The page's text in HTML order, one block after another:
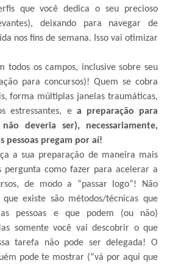
que você dedica o seu precioso
deixando para navegar de
nos fins de semana. Isso vai otimizar
todos os campos, inclusive sobre seu
para concursos)! Quem se cobra
forma múltiplas janelas traumáticas,
estressantes, e a preparação para
deveria ser), necessariamente,
pessoas pregam por aí!
a sua preparação de maneira mais
pergunta como fazer para acelerar a
de modo a “passar logo”! Não
existe são métodos/técnicas que
pessoas e que podem (ou não)
somente você vai descobrir o que
tarefa não pode ser delegada! O
pode te mostrar (“vá por aqui que